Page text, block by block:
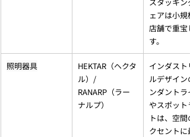
ェアは小規
店舗で重宝
す。
照明器具
HEKTAR（ヘクタ
ル）/
RANARP（ラー
ナルプ）
インダスト
ルデザイン
ンダントラ
やスポット
トは、空間
クセントに最